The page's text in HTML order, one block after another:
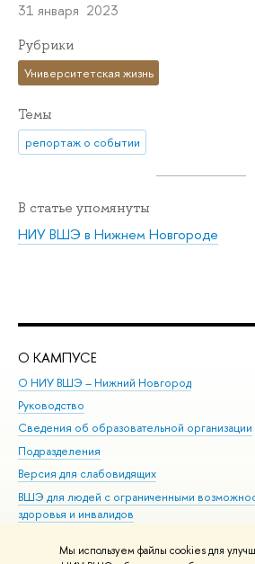
Мы используем файлы cookies для
31 января 2023
Рубрики
Университетская жизнь
Темы
репортаж о событии
В статье упомянуты
НИУ ВШЭ в Нижнем Новгороде
О КАМПУСЕ
О НИУ ВШЭ – Нижний Новгород
Руководство
Сведения об образовательной организации
Подразделения
Версия для слабовидящих
ВШЭ для людей с ограниченными
здоровья и инвалидов